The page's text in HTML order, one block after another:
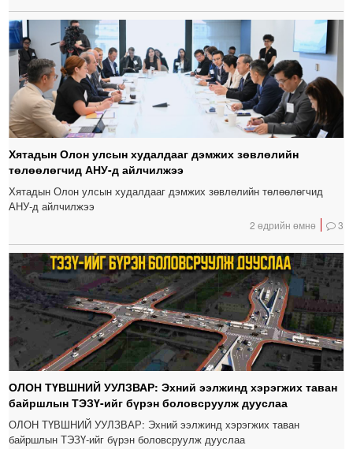
Хятадын Олон улсын худалдааг дэмжих зөвлөлийн
төлөөлөгчид АНУ-д айлчилжээ
Хятадын Олон улсын худалдааг дэмжих зөвлөлийн төлөөлөгчид
АНУ-д айлчилжээ
2 өдрийн өмнө 3
ОЛОН ТҮВШНИЙ УУЛЗВАР: Эхний ээлжинд хэрэгжих таван
байршлын ТЭЗҮ-ийг бүрэн боловсруулж дууслаа
ОЛОН ТҮВШНИЙ УУЛЗВАР: Эхний ээлжинд хэрэгжих таван
байршлын ТЭЗҮ-ийг бүрэн боловсруулж дууслаа